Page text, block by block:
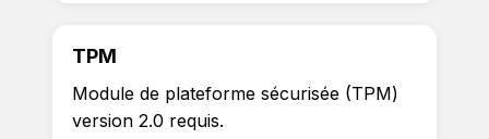
TPM
Module de plateforme sécurisée (TPM)
version 2.0 requis.